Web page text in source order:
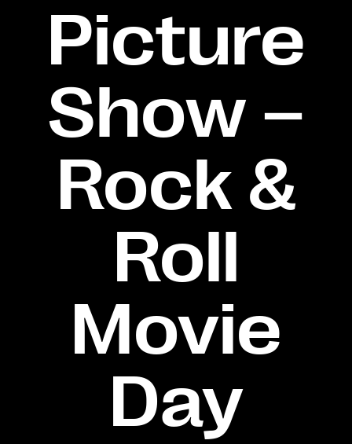
Picture
Show –
Rock &
Roll
Movie
Day